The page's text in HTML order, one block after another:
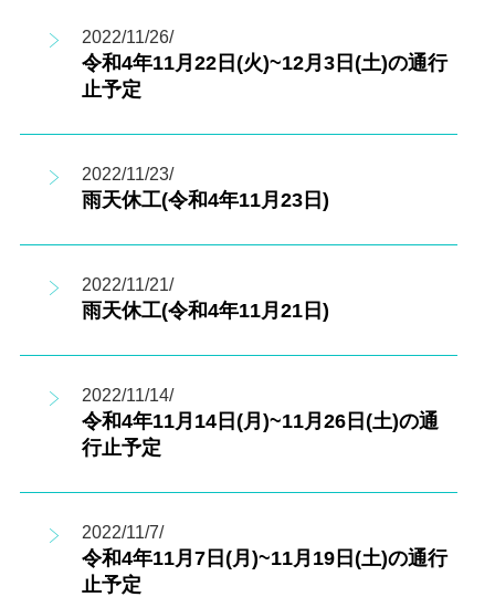
2022/11/26/
令和4年11月22日(火)~12月3日(土)の通行
止予定
2022/11/23/
雨天休工(令和4年11月23日)
2022/11/21/
雨天休工(令和4年11月21日)
2022/11/14/
令和4年11月14日(月)~11月26日(土)の通
行止予定
2022/11/7/
令和4年11月7日(月)~11月19日(土)の通行
止予定